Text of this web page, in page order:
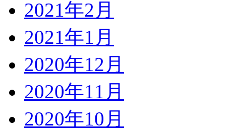
2021年2月
2021年1月
2020年12月
2020年11月
2020年10月